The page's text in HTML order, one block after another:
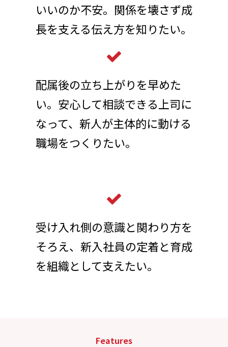
いいのか不安。関係を壊さず成
長を支える伝え方を知りたい。
配属後の立ち上がりを早めた
い。安心して相談できる上司に
なって、新人が主体的に動ける
職場をつくりたい。
受け入れ側の意識と関わり方を
そろえ、新入社員の定着と育成
を組織として支えたい。
Features